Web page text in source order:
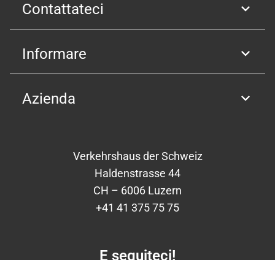
Contattateci
Informare
Azienda
Verkehrshaus der Schweiz
Haldenstrasse 44
CH – 6006 Luzern
+41 41 375 75 75
E seguiteci!